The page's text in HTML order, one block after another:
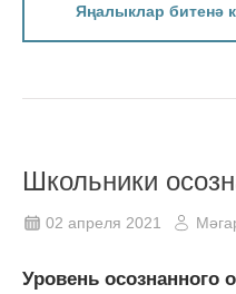
Яңалыклар битенә
Школьники
02 апреля 2021
Уровень осознанного